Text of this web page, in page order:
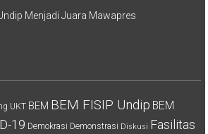
Menjadi Juara Mawapres
UKT BEM BEM FISIP Undip BEM
19 Demokrasi Demonstrasi Diskusi Fasilitas